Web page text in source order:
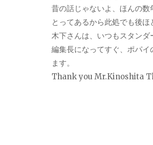
昔の話じゃないよ、ほんの数
とってあるから此処でも後ほ
木下さんは、いつもスタン
編集長になってすぐ、ポパ
ます。
Thank you Mr.Kinoshita